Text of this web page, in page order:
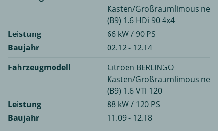
Kasten/Großraumlimousine
(B9) 1.6 HDi 90 4x4
Leistung
66 kW / 90 PS
Baujahr
02.12 - 12.14
Fahrzeugmodell
Citroën BERLINGO
Kasten/Großraumlimousine
(B9) 1.6 VTi 120
Leistung
88 kW / 120 PS
Baujahr
11.09 - 12.18